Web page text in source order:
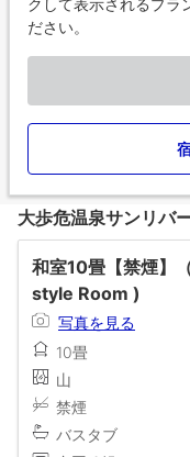
ださい。
大歩危温泉サンリバ
和室10畳【禁煙】
style Room )
写真を見る
10畳
山
禁煙
バスタブ